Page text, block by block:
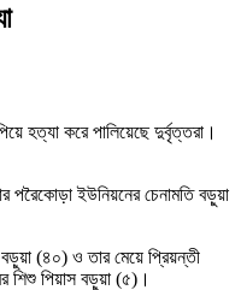
হত্যা করে পালিয়েছে দুর্বৃত্তরা।
পরৈকোড়া ইউনিয়নের চেনামতি বড়ুয়া
(৪০) ও তার মেয়ে প্রিয়ন্তী
পিয়াস বড়ুয়া (৫)।